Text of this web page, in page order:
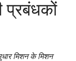
प्रबंधकों
मिशन के मिशन